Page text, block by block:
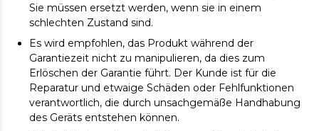
Sie müssen ersetzt werden, wenn sie in einem
schlechten Zustand sind.
Es wird empfohlen, das Produkt während der
Garantiezeit nicht zu manipulieren, da dies zum
Erlöschen der Garantie führt. Der Kunde ist für die
Reparatur und etwaige Schäden oder Fehlfunktionen
verantwortlich, die durch unsachgemäße Handhabung
des Geräts entstehen können.